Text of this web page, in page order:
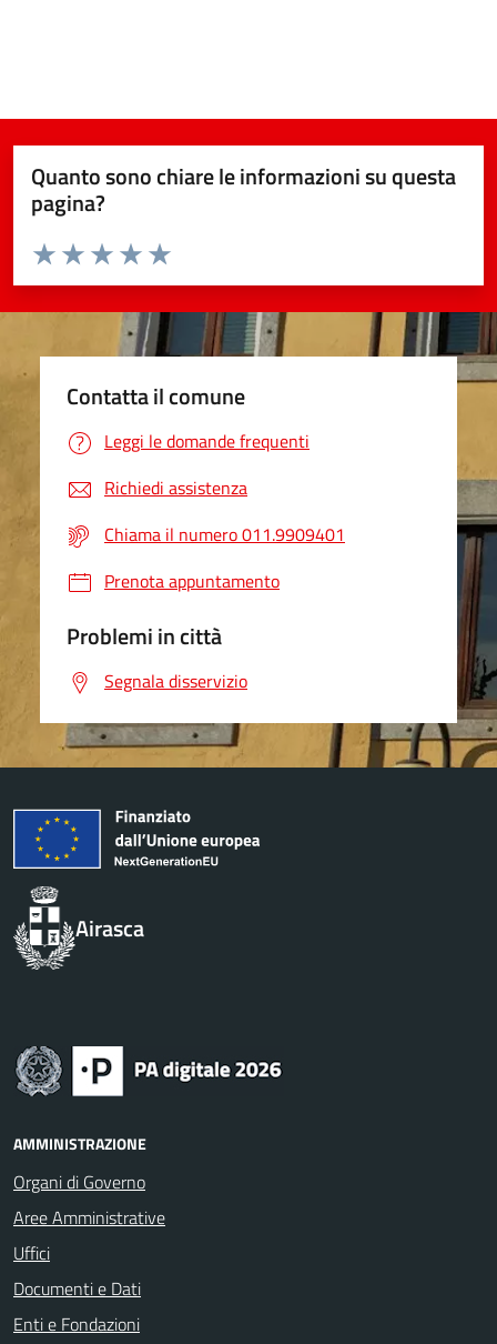
Quanto sono chiare le informazioni su questa
pagina?
Valuta da 1 a 5 stelle la pagina
Valuta 5 stelle su 5
Valuta 4 stelle su 5
Valuta 3 stelle su 5
Valuta 2 stelle su 5
Valuta 1 stelle su 5
Contatta il comune
Leggi le domande frequenti
Richiedi assistenza
Chiama il numero 011.9909401
Prenota appuntamento
Problemi in città
Segnala disservizio
Airasca
AMMINISTRAZIONE
Organi di Governo
Aree Amministrative
Uffici
Documenti e Dati
Enti e Fondazioni